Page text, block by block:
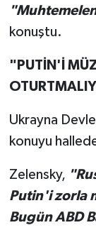
konuştu.
"PUTİN'İ
Ukrayna
konuyu
Zelensky,
Putin'i zorla
Bugün ABD